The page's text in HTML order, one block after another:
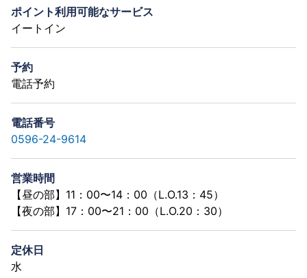
ポイント利用可能なサービス
イートイン
予約
電話予約
電話番号
0596-24-9614
営業時間
【昼の部】11：00〜14：00（L.O.13：45）
【夜の部】17：00〜21：00（L.O.20：30）
定休日
水